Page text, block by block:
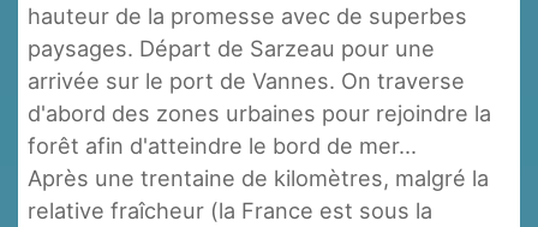
hauteur de la promesse avec de superbes
paysages. Départ de Sarzeau pour une
arrivée sur le port de Vannes. On traverse
d'abord des zones urbaines pour rejoindre la
forêt afin d'atteindre le bord de mer...
Après une trentaine de kilomètres, malgré la
relative fraîcheur (la France est sous la